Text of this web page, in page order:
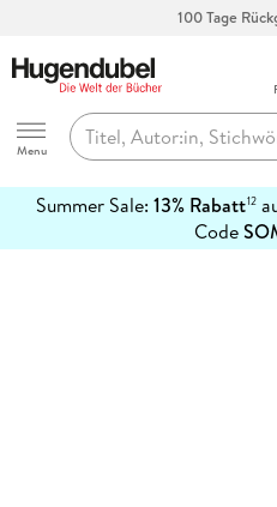
100 Tage
Hugendubel
Menu
Summer Sale: 13% Rabatt12
Code
erfahren